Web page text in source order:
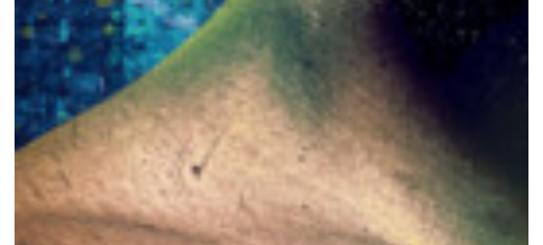
प्रतिद्वंद्वी
इवेंट
STAY IN THE KNOW
Take ONE Championship wherever you go! Sign up now
to gain access to latest news, unlock special offers
and get first access to the best seats to our live
events.
ईमेल
नाम